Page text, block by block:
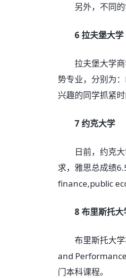
另外，不同的
6 拉夫堡大学
拉夫堡大学商
势专业，分别为
兴趣的同学抓紧
7 约克大学
日前，约克大
求，雅思总成绩
finance,public
8 布里斯托大
布里斯托大学
and
门本科课程。